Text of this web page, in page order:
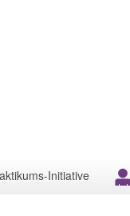
Initiative